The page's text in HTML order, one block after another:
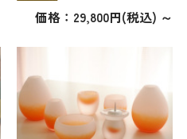
価格：29,800円(税込) ～